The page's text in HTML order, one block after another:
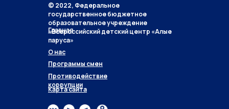
Главная
© 2022, Федеральное
государственное бюджетное
образовательное учреждение
«Всероссийский детский центр «Алые
паруса»
О нас
Программы смен
Противодействие
коррупции
Карта сайта